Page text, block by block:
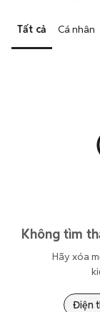
Tất cả Cá nhân
Không tìm
Hãy xóa
Điện